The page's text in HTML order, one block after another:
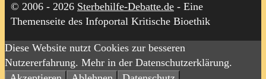
© 2006 - 2026 Sterbehilfe-Debatte.de - Eine
Themenseite des Infoportal Kritische Bioethik
Diese Website nutzt Cookies zur besseren
Nutzererfahrung. Mehr in der Datenschutzerklärung.